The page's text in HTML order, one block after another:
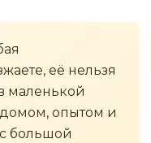
её нельзя
маленькой
домом, опытом и
большой